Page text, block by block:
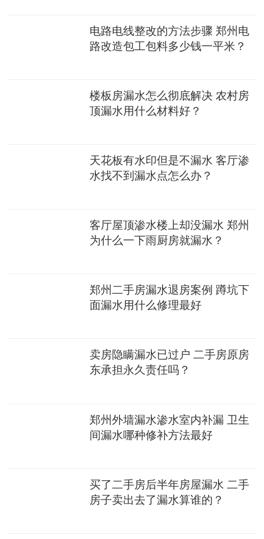
电路电线整改的方法步骤 郑州电
路改造包工包料多少钱一平米？
楼板房漏水怎么彻底解决 农村房
顶漏水用什么材料好？
天花板有水印但是不漏水 客厅渗
水找不到漏水点怎么办？
客厅屋顶渗水楼上却没漏水 郑州
为什么一下雨厨房就漏水？
郑州二手房漏水退房案例 蹲坑下
面漏水用什么修理最好
卖房隐瞒漏水已过户 二手房原房
东承担永久责任吗？
郑州外墙漏水渗水室内补漏 卫生
间漏水哪种修补方法最好
买了二手房后半年房屋漏水 二手
房子卖出去了漏水算谁的？